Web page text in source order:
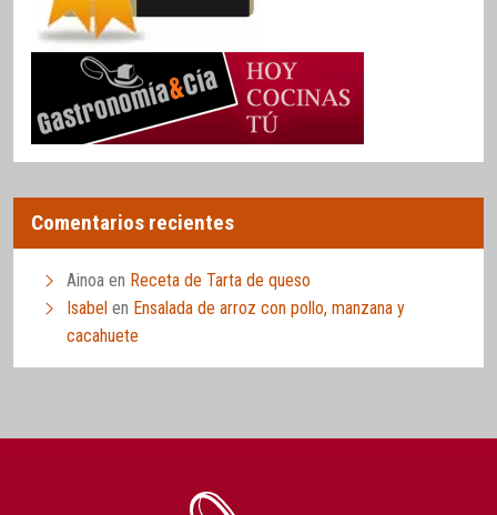
Comentarios recientes
Ainoa en Receta de Tarta de queso
Isabel en Ensalada de arroz con pollo, manzana y
cacahuete